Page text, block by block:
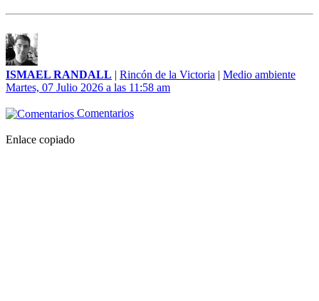
ISMAEL RANDALL | Rincón de la Victoria | Medio ambiente
Martes, 07 Julio 2026 a las 11:58 am
Comentarios
Enlace copiado